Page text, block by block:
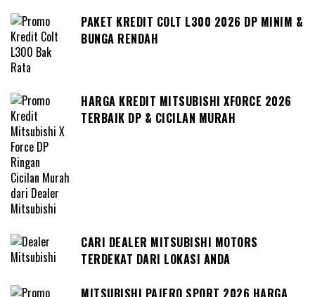
PAKET KREDIT COLT L300 2026 DP MINIM &
BUNGA RENDAH
HARGA KREDIT MITSUBISHI XFORCE 2026
TERBAIK DP & CICILAN MURAH
CARI DEALER MITSUBISHI MOTORS
TERDEKAT DARI LOKASI ANDA
MITSUBISHI PAJERO SPORT 2026 HARGA